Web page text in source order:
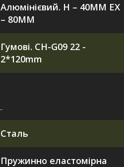
Алюмінієвий. H – 40MM EX
– 80MM
Гумові. CH-G09 22 -
2*120mm
Сталь
Пружинно еластомірна